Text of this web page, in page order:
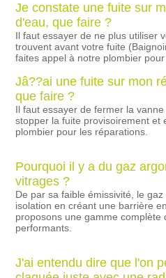
Je constate une fuite sur
d'eau, que faire ?
Il faut essayer de ne plus utiliser
trouvent avant votre fuite
faites appel à notre plombier
Jâ??ai une fuite sur mon
que faire ?
Il faut essayer de fermer la
stopper la fuite provisoirement et
plombier pour les réparations.
Pourquoi il y a du gaz
vitrages ?
De par sa faible émissivité, le
isolation en créant une barrière
proposons une gamme
performants.
J'ai entendu dire que l'on